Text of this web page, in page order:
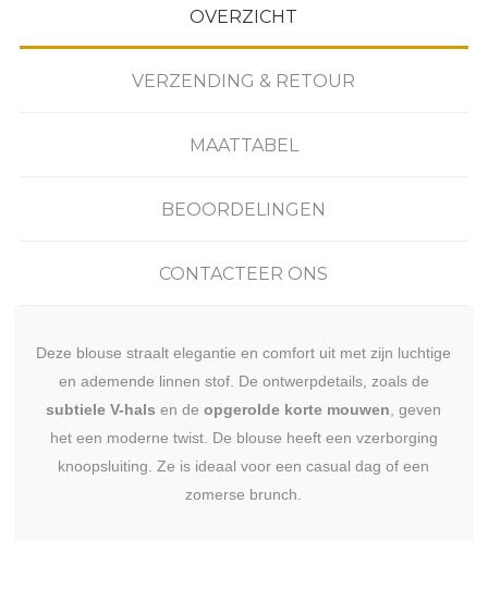
OVERZICHT
VERZENDING & RETOUR
MAATTABEL
BEOORDELINGEN
CONTACTEER ONS
Deze blouse straalt elegantie en comfort uit met zijn luchtige
en ademende linnen stof. De ontwerpdetails, zoals de
subtiele V-hals en deopgerolde korte mouwen , geven
het een moderne twist. De blouse heeft een vzerborging
knoopsluiting. Ze is ideaal voor een casual dag of een
zomerse brunch.